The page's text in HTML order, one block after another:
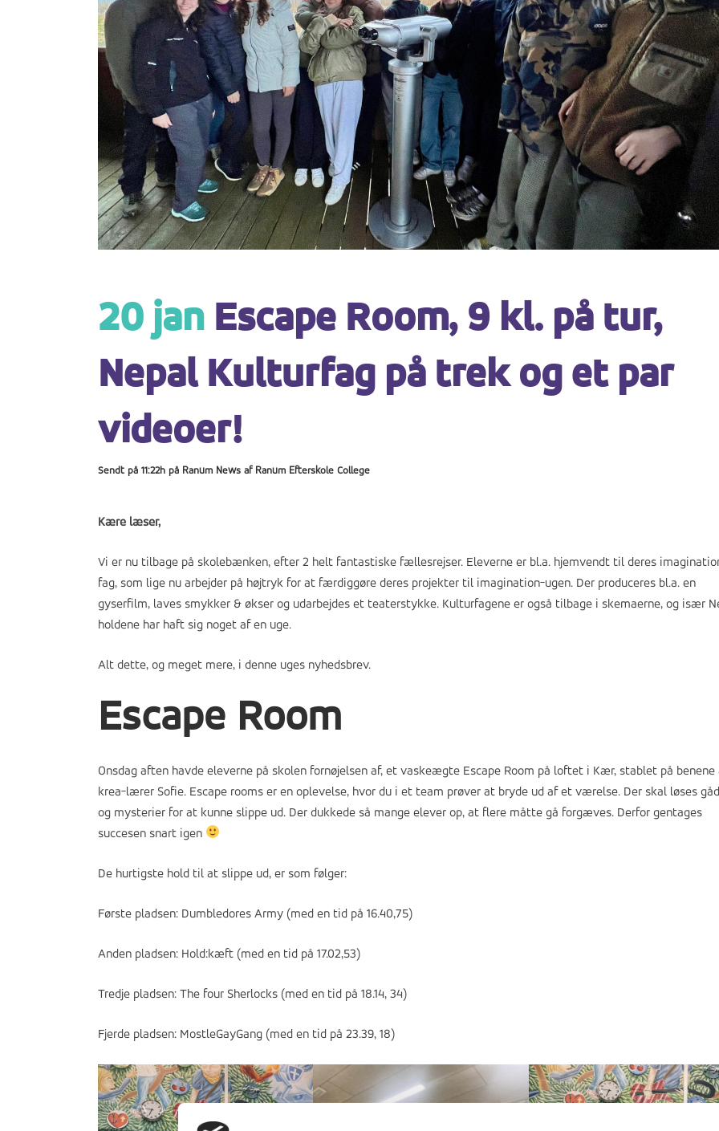
20 jan Escape Room, 9 kl. på tur,
Nepal Kulturfag på trek og et par
videoer!
Sendt på 11:22h på Ranum News af Ranum Efterskole College
Kære læser,
Vi er nu tilbage på skolebænken, efter 2 helt fantastiske fællesrejser. Eleverne er bl.a. hjemvendt til deres
fag, som lige nu arbejder på højtryk for at færdiggøre deres projekter til imagination-ugen. Der produceres bl.a. en
gyserfilm, laves smykker & økser og udarbejdes et teaterstykke. Kulturfagene er også tilbage i skemaerne, og især
holdene har haft sig noget af en uge.
Alt dette, og meget mere, i denne uges nyhedsbrev.
Escape Room
Onsdag aften havde eleverne på skolen fornøjelsen af, et vaskeægte Escape Room på loftet i Kær, stablet på benene
krea-lærer Sofie. Escape rooms er en oplevelse, hvor du i et team prøver at bryde ud af et værelse. Der skal løses
og mysterier for at kunne slippe ud. Der dukkede så mange elever op, at flere måtte gå forgæves. Derfor gentages
succesen snart igen
De hurtigste hold til at slippe ud, er som følger:
Første pladsen: Dumbledores Army (med en tid på 16.40,75)
Anden pladsen: Hold:kæft (med en tid på 17.02,53)
Tredje pladsen: The four Sherlocks (med en tid på 18.14, 34)
Fjerde pladsen: MostleGayGang (med en tid på 23.39, 18)